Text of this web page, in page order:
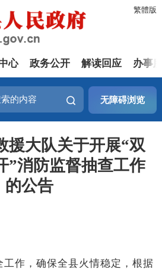
繁體版
心 政务公开 解读回应 办事
无障碍浏览
援大队关于开展“双
”消防监督抽查工作
的公告
工作，确保全县火情稳定，根据